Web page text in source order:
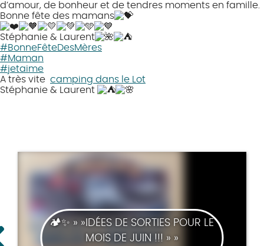
d’amour, de bonheur et de tendres moments en famille.
Bonne fête des mamans
Stéphanie & Laurent
#BonneFêteDesMères
#Maman
#jetaime
A très vite camping dans le Lot
Stéphanie & Laurent
🏕️✨ » »IDÉES DE SORTIES POUR LE
MOIS DE JUIN !!! » »